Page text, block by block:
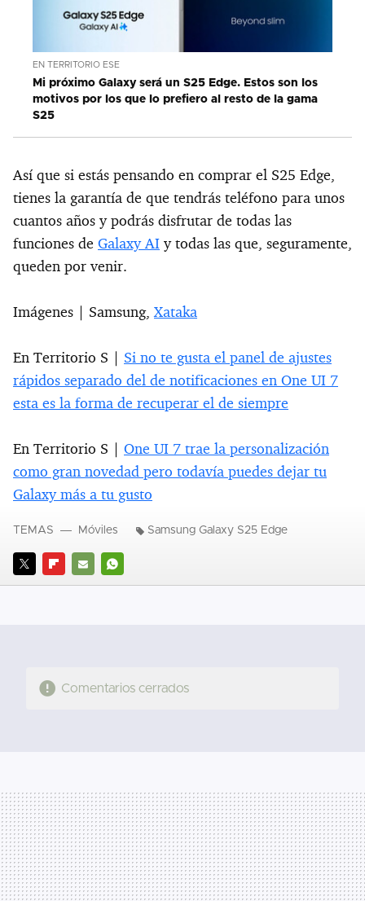
EN TERRITORIO ESE
Mi próximo Galaxy será un S25 Edge. Estos son los
motivos por los que lo prefiero al resto de la gama
S25
Así que si estás pensando en comprar el S25 Edge,
tienes la garantía de que tendrás teléfono para unos
cuantos años y podrás disfrutar de todas las
funciones de Galaxy AI y todas las que, seguramente,
queden por venir.
Imágenes | Samsung,Xataka
En Territorio S | Si no te gusta el panel de ajustes
rápidos separado del de notificaciones en One UI 7
esta es la forma de recuperar el de siempre
En Territorio S | One UI 7 trae la personalización
como gran novedad pero todavía puedes dejar tu
Galaxy más a tu gusto
TWITTERFLIPBOARD
E- WHATSAPP
TEMAS Móviles Samsung Galaxy S25 Edge
Comentarios cerrados